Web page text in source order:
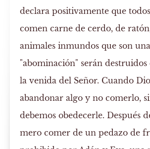
declara positivamente que
comen carne de cerdo, de
animales inmundos que son una
"abominación" serán
la venida del Señor. Cuando
abandonar algo y no comerlo,
debemos obedecerle. Después
mero comer de un pedazo de